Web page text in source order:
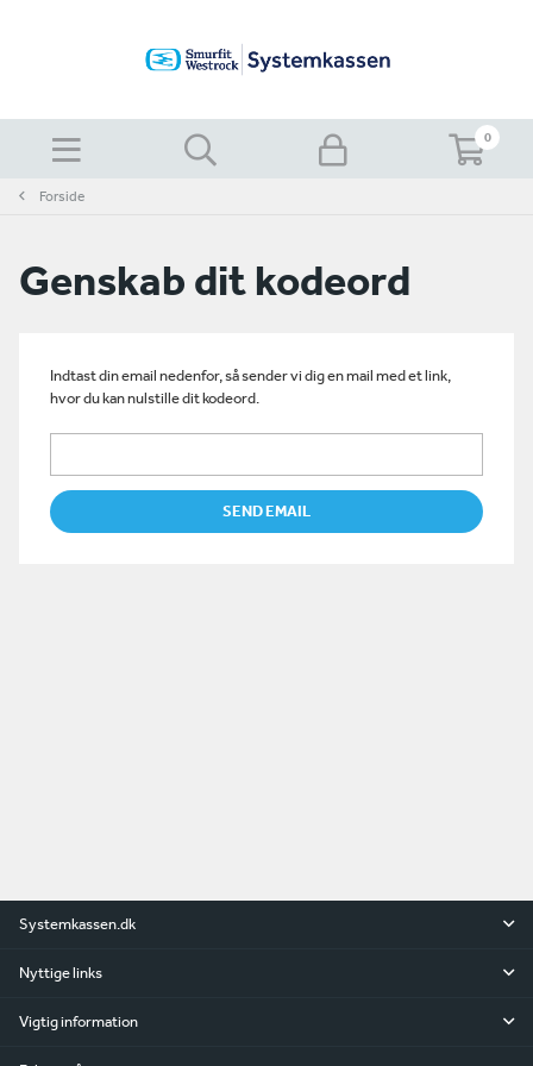
0
Forside
Genskab dit kodeord
Indtast din email nedenfor, så sender vi dig en mail med et link,
hvor du kan nulstille dit kodeord.
Systemkassen.dk
Nyttige links
Vigtig information